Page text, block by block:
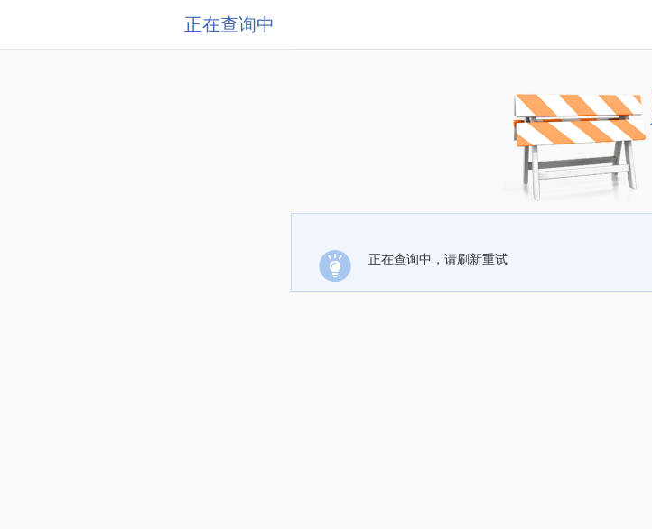
正在查询中
正在查询中，请刷新重试